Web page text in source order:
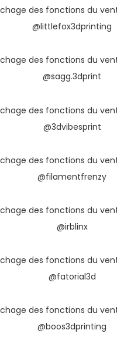
@littlefox3dprinting
@sagg.3dprint
@3dvibesprint
@filamentfrenzy
@irblinx
@fatorial3d
@boos3dprinting